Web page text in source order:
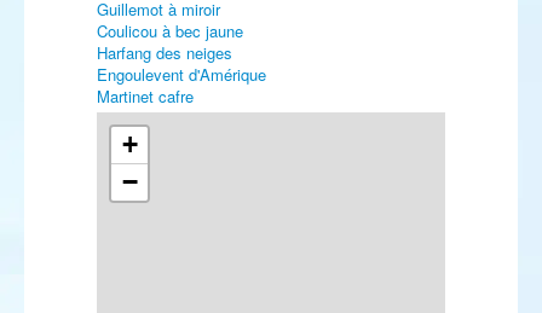
Guillemot à miroir
Coulicou à bec jaune
Harfang des neiges
Engoulevent d'Amérique
Martinet cafre
Alouette « de type » pispolette
Pipit de Godlewski
Pipit à dos olive
Traquet isabelle
Traquet du désert
+
−